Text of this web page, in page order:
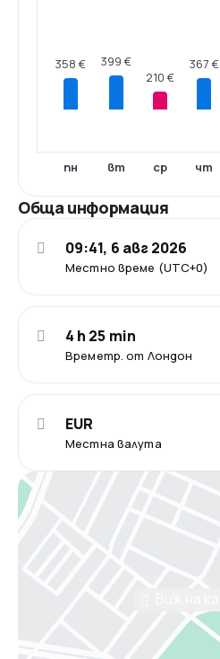
358 €
пн
399 €
вт
210 €
ср
367 €
чт
Обща информация
Местно време (UTC+0)
09:41, 6 авг 2026
Времетр. от Лондон
4 h 25 min
Местна валута
EUR